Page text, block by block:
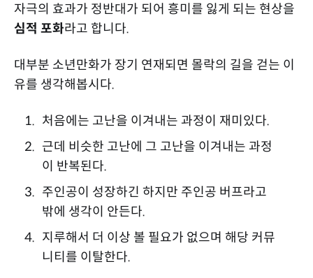
자극의 효과가 정반대가 되어 흥미를 잃게 되는 현상을
심적 포화라고 합니다.
대부분 소년만화가 장기 연재되면 몰락의 길을 걷는 이
유를 생각해봅시다.
처음에는 고난을 이겨내는 과정이 재미있다.
근데 비슷한 고난에 그 고난을 이겨내는 과정
이 반복된다.
주인공이 성장하긴 하지만 주인공 버프라고
밖에 생각이 안든다.
지루해서 더 이상 볼 필요가 없으며 해당 커뮤
니티를 이탈한다.